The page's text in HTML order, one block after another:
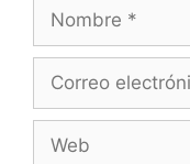
Nombre
Correo
Web